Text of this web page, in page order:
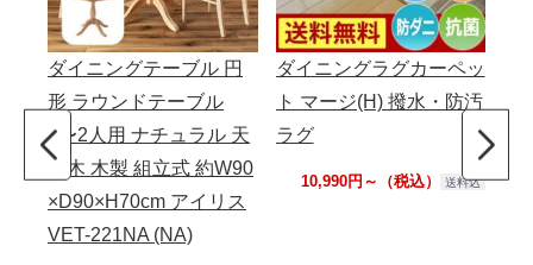
ダイニングテーブル 円
形 ラウンドテーブル
1〜2人用 ナチュラル 天
然木 木製 組立式 約W90
×D90×H70cm アイリス
VET-221NA (NA)
ダイニングラグカーペッ
ト マージ(H) 撥水・防汚
ラグ
10,990円～（税込） 送料込